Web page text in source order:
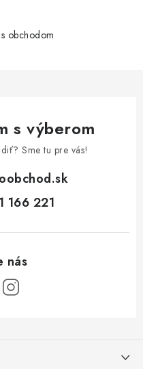
obchodom
s výberom
Sme tu pre vás!
166 221